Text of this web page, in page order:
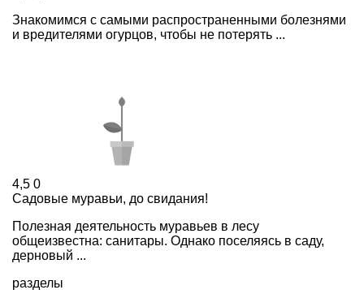
Знакомимся с самыми распространенными болезнями
и вредителями огурцов, чтобы не потерять ...
4,5 0
Садовые муравьи, до свидания!
Полезная деятельность муравьев в лесу
общеизвестна: санитары. Однако поселяясь в саду,
дерновый ...
разделы